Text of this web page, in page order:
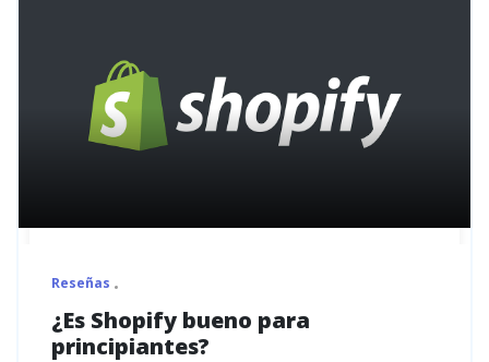
Reseñas
¿Es Shopify bueno para
principiantes?